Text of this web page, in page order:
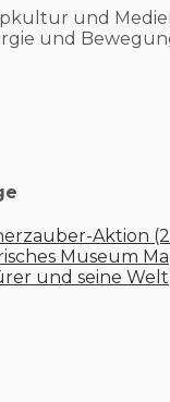
und
und
Aktion
Museum
und seine Welt